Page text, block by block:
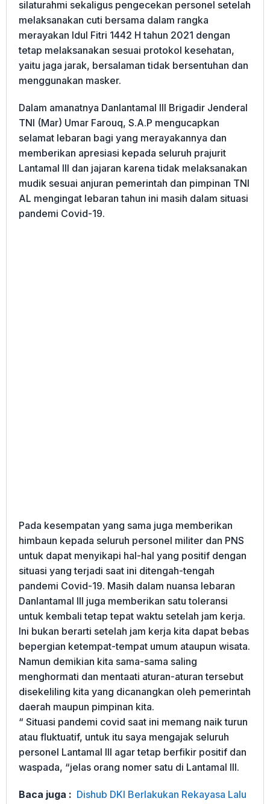
silaturahmi sekaligus pengecekan personel setelah
melaksanakan cuti bersama dalam rangka
merayakan Idul Fitri 1442 H tahun 2021 dengan
tetap melaksanakan sesuai protokol kesehatan,
yaitu jaga jarak, bersalaman tidak bersentuhan dan
menggunakan masker.
Dalam amanatnya Danlantamal III Brigadir Jenderal
TNI (Mar) Umar Farouq, S.A.P mengucapkan
selamat lebaran bagi yang merayakannya dan
memberikan apresiasi kepada seluruh prajurit
Lantamal lll dan jajaran karena tidak melaksanakan
mudik sesuai anjuran pemerintah dan pimpinan TNI
AL mengingat lebaran tahun ini masih dalam situasi
pandemi Covid-19.
Pada kesempatan yang sama juga memberikan
himbaun kepada seluruh personel militer dan PNS
untuk dapat menyikapi hal-hal yang positif dengan
situasi yang terjadi saat ini ditengah-tengah
pandemi Covid-19. Masih dalam nuansa lebaran
Danlantamal III juga memberikan satu toleransi
untuk kembali tetap tepat waktu setelah jam kerja.
Ini bukan berarti setelah jam kerja kita dapat bebas
bepergian ketempat-tempat umum ataupun wisata.
Namun demikian kita sama-sama saling
menghormati dan mentaati aturan-aturan tersebut
disekeliling kita yang dicanangkan oleh pemerintah
daerah maupun pimpinan kita.
“ Situasi pandemi covid saat ini memang naik turun
atau fluktuatif, untuk itu saya mengajak seluruh
personel Lantamal III agar tetap berfikir positif dan
waspada, “jelas orang nomer satu di Lantamal III.
Baca juga : Dishub DKI Berlakukan Rekayasa Lalu